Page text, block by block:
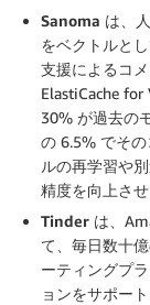
Sanoma は、
をベクトルと
支援によるコ
ElastiCache
30% が過去の
の 6.5% でそ
ルの再学習や
精度を向上させ
Tinder は、
て、毎日数十
ーティングプ
ョンをサポー